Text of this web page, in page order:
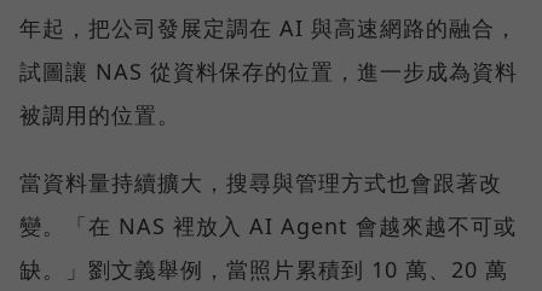
年起，把公司發展定調在 AI 與高速網路的融合，
試圖讓 NAS 從資料保存的位置，進一步成為資料
被調用的位置。
當資料量持續擴大，搜尋與管理方式也會跟著改
變。「在 NAS 裡放入 AI Agent 會越來越不可或
缺。」劉文義舉例，當照片累積到 10 萬、20 萬